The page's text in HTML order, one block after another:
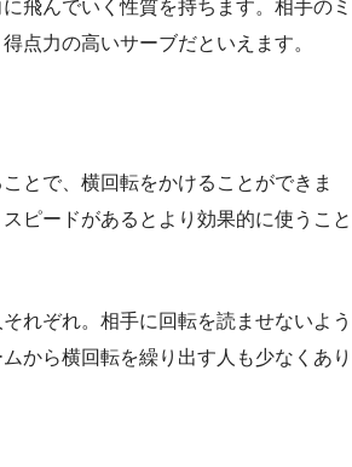
飛んでいく性質を持ちます。相手のミ
点力の高いサーブだといえます。
とで、横回転をかけることができま
ピードがあるとより効果的に使うこと
れぞれ。相手に回転を読ませないよう
から横回転を繰り出す人も少なくあり